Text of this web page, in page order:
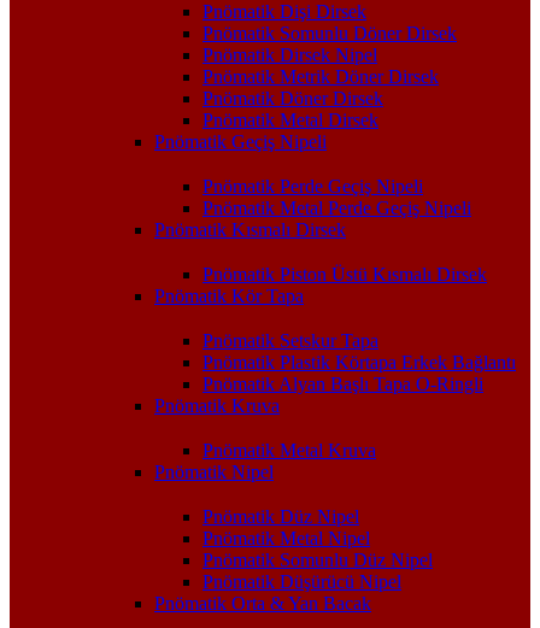
Pnömatik Dişi Dirsek
Pnömatik Somunlu Döner Dirsek
Pnömatik Dirsek Nipel
Pnömatik Metrik Döner Dirsek
Pnömatik Döner Dirsek
Pnömatik Metal Dirsek
Pnömatik Geçiş Nipeli
Pnömatik Perde Geçiş Nipeli
Pnömatik Metal Perde Geçiş Nipeli
Pnömatik Kısmalı Dirsek
Pnömatik Piston Üstü Kısmalı Dirsek
Pnömatik Kör Tapa
Pnömatik Setskur Tapa
Pnömatik Plastik Körtapa Erkek Bağlantı
Pnömatik Alyan Başlı Tapa O-Ringli
Pnömatik Kruva
Pnömatik Metal Kruva
Pnömatik Nipel
Pnömatik Düz Nipel
Pnömatik Metal Nipel
Pnömatik Somunlu Düz Nipel
Pnömatik Düşürücü Nipel
Pnömatik Orta & Yan Bacak